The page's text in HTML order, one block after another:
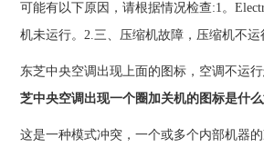
可能有以下原因，请根据情况检查:1。
机未运行。2.三、压缩机故障，压缩机不运
东芝中央空调出现上面的图标，空调不运
芝中央空调出现一个圈加关机的图标是什
这是一种模式冲突，一个或多个内部机器